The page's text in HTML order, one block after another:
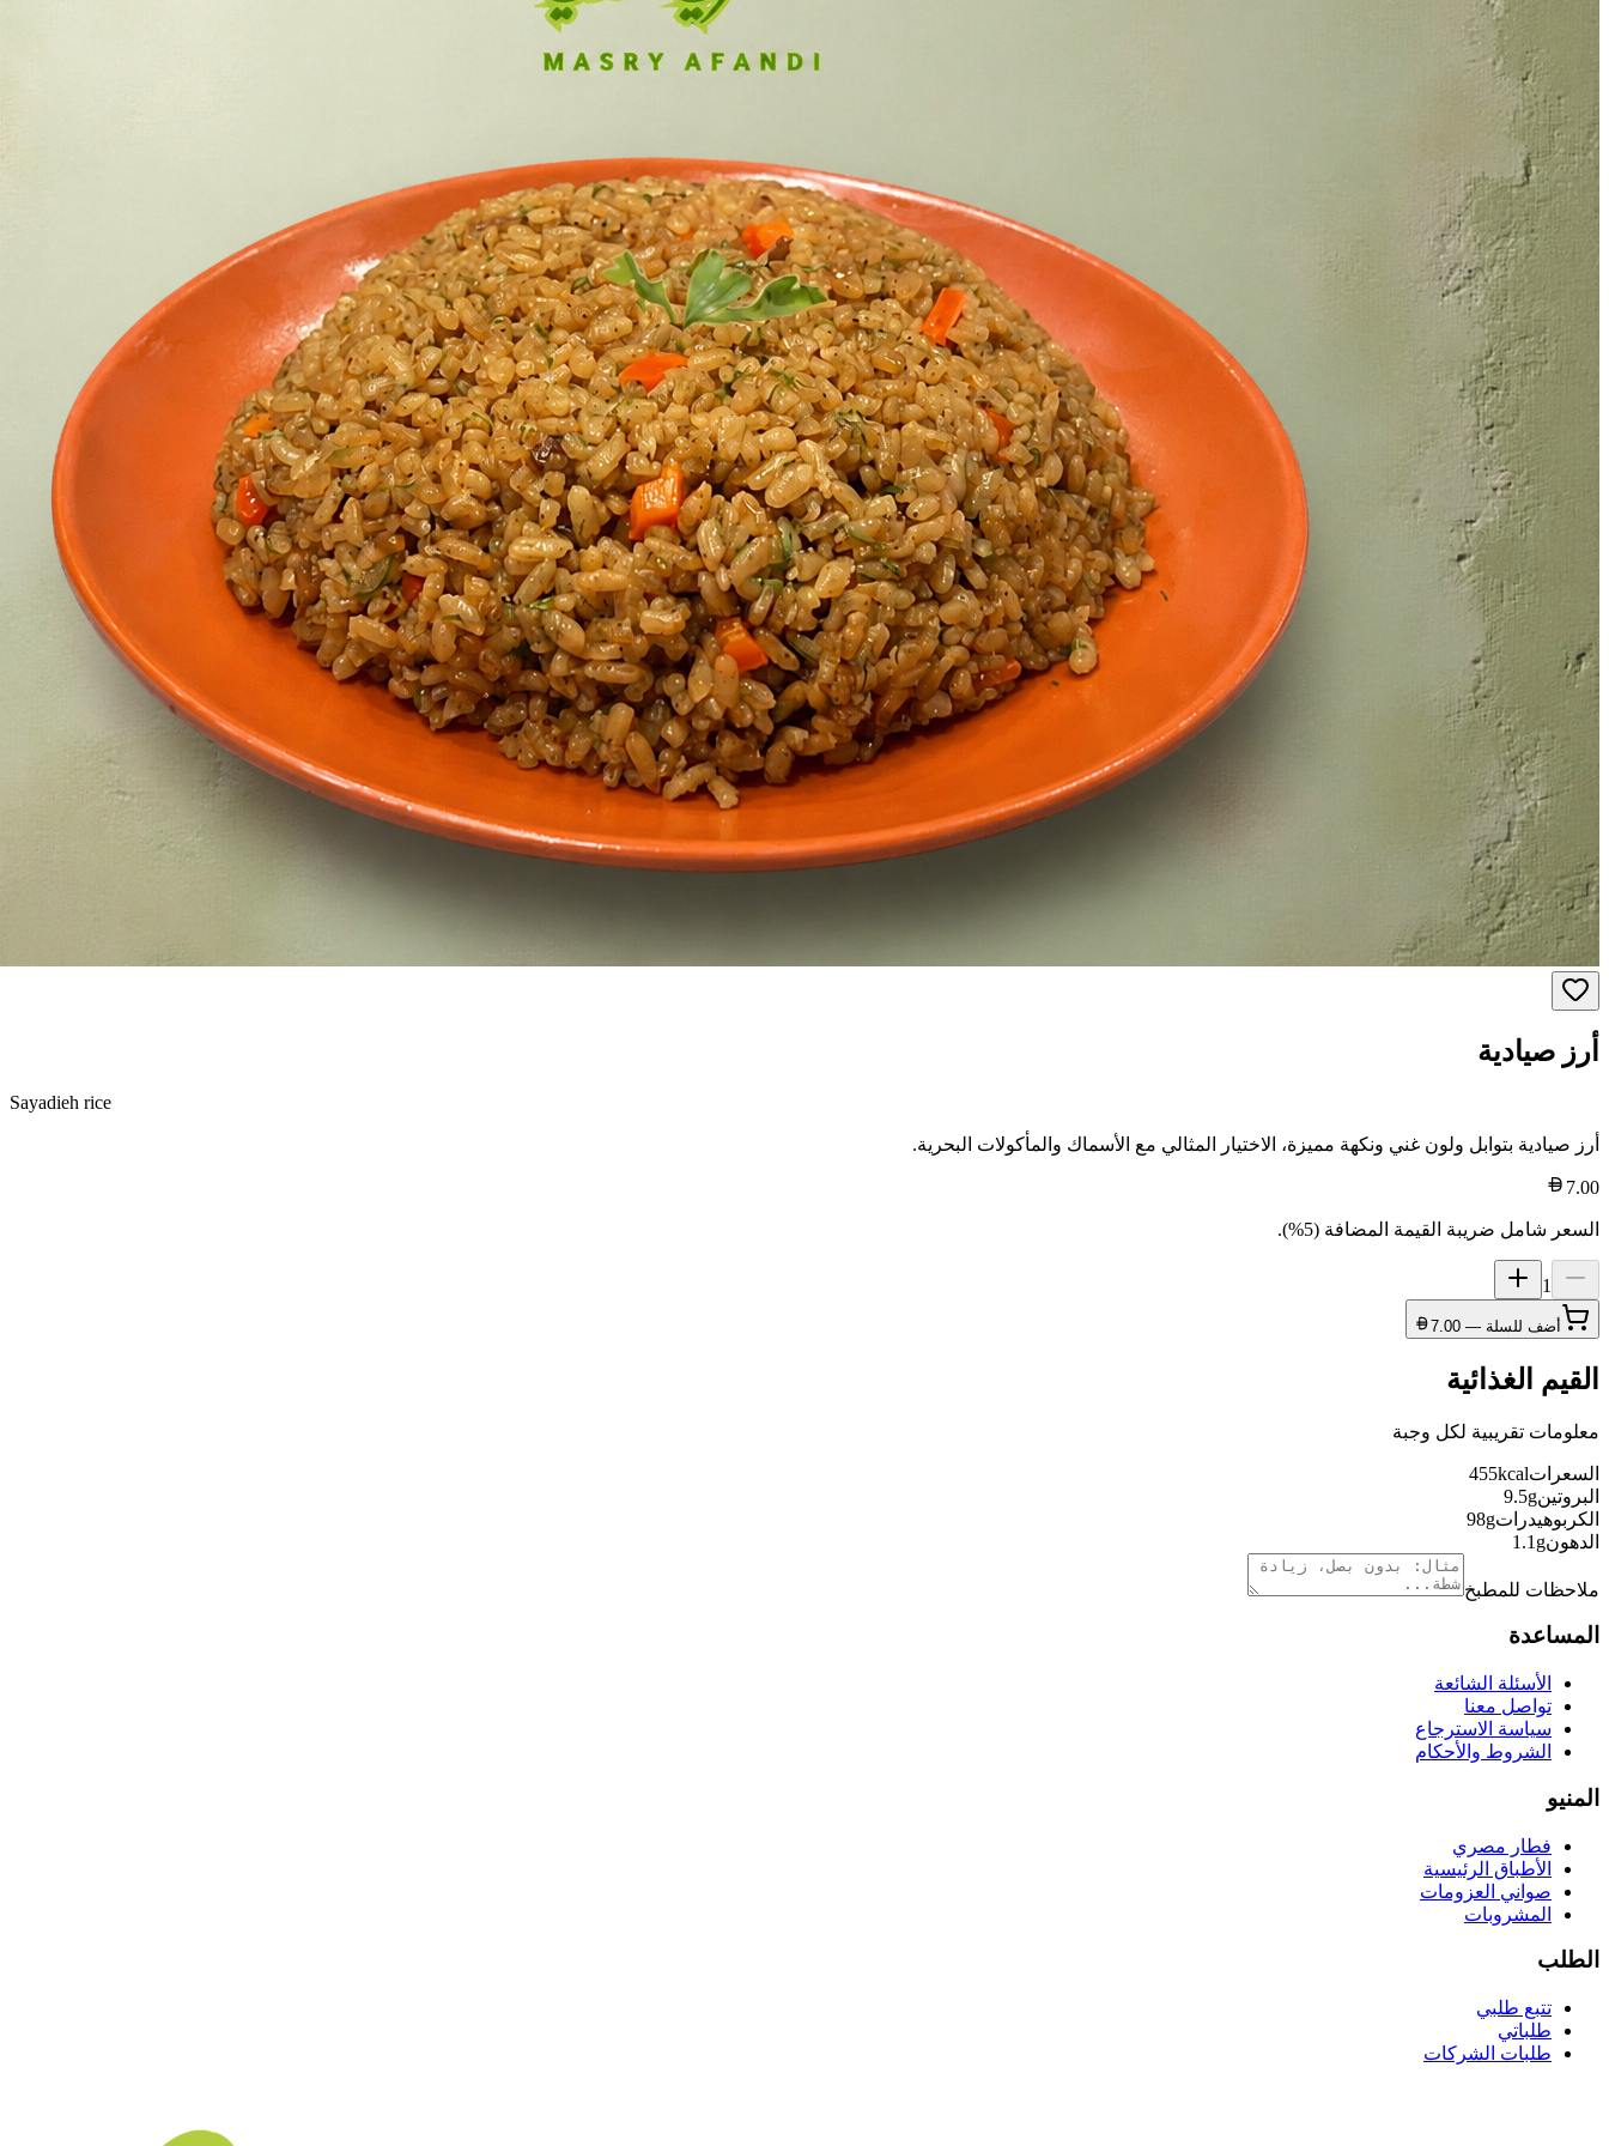
أرز صيادية
Sayadieh rice
أرز صيادية بتوابل ولون غني ونكهة مميزة، الاختيار المثالي مع الأسماك والمأكولات البحرية.
7.00
السعر شامل ضريبة القيمة المضافة (5%).
1
أضف للسلة — 7.00
القيم الغذائية
معلومات تقريبية لكل وجبة
السعرات 455kcal
البروتين 9.5g
الكربوهيدرات 98g
الدهون
1.1 g
ملاحظات للمطبخ
المساعدة
الأسئلة الشائعة
تواصل معنا
سياسة الاسترجاع
الشروط والأحكام
المنيو
فطار مصري
الأطباق الرئيسية
صواني العزومات
المشروبات
الطلب
تتبع طلبي
طلباتي
طلبات الشركات